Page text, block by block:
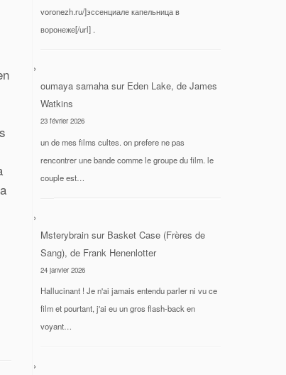
voronezh.ru/]эссенциале капельница в
воронеже[/url] .
oumaya samaha sur Eden Lake, de James
Watkins
23 février 2026
un de mes films cultes. on prefere ne pas
rencontrer une bande comme le groupe du film. le
couple est…
Msterybrain sur Basket Case (Frères de
Sang), de Frank Henenlotter
24 janvier 2026
Hallucinant ! Je n'ai jamais entendu parler ni vu ce
film et pourtant, j'ai eu un gros flash-back en
voyant…